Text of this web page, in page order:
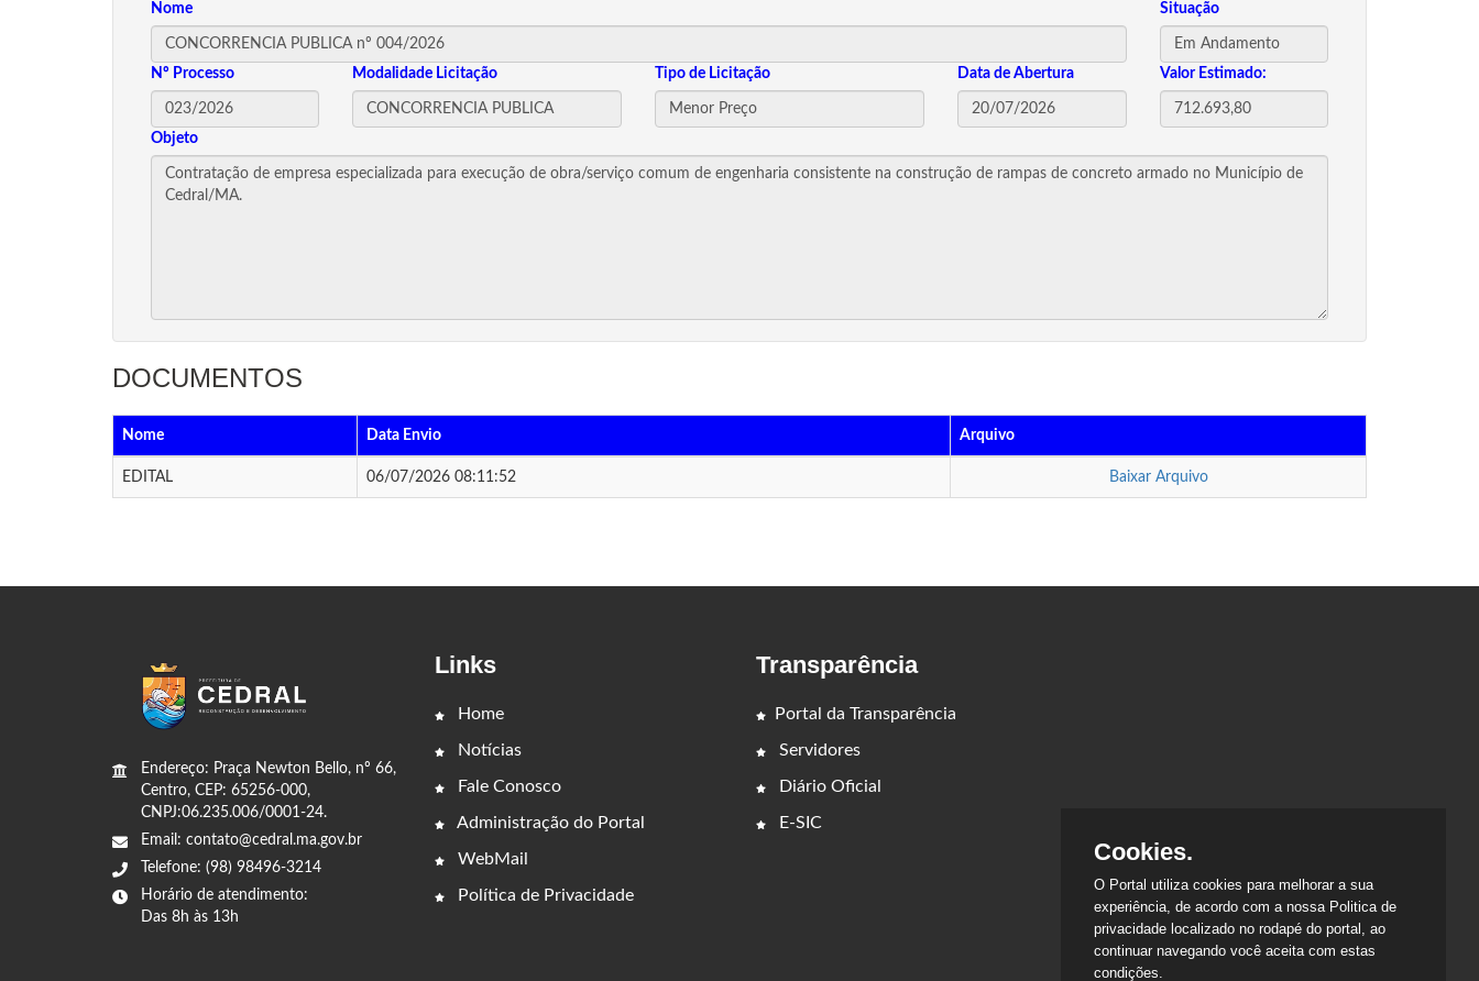
Nome Situação
Nº Processo Modalidade Licitação Tipo de Licitação Data de Abertura Valor Estimado:
Objeto
DOCUMENTOS
Nome Data Envio Arquivo
EDITAL 06/07/2026 08:11:52 Baixar Arquivo
Endereço: Praça Newton Bello, nº 66,
Centro, CEP: 65256-000,
CNPJ:06.235.006/0001-24.
Email: contato@cedral.ma.gov.br
Telefone: (98) 98496-3214
Horário de atendimento:
Das 8h às 13h
Links
Home
Notícias
Fale Conosco
Administração do Portal
WebMail
Política de Privacidade
Transparência
Portal da Transparência
Servidores
Diário Oficial
E-SIC
Cookies.
O Portal utiliza cookies para melhorar a sua
experiência, de acordo com a nossa Politica de
privacidade localizado no rodapé do portal, ao
continuar navegando você aceita com estas
condições.